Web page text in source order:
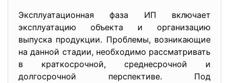
Эксплуатационная фаза ИП включает
эксплуатацию объекта и организацию
выпуска продукции. Проблемы, возникающие
на данной стадии, необходимо рассматривать
в краткосрочной, среднесрочной и
долгосрочной перспективе. Под